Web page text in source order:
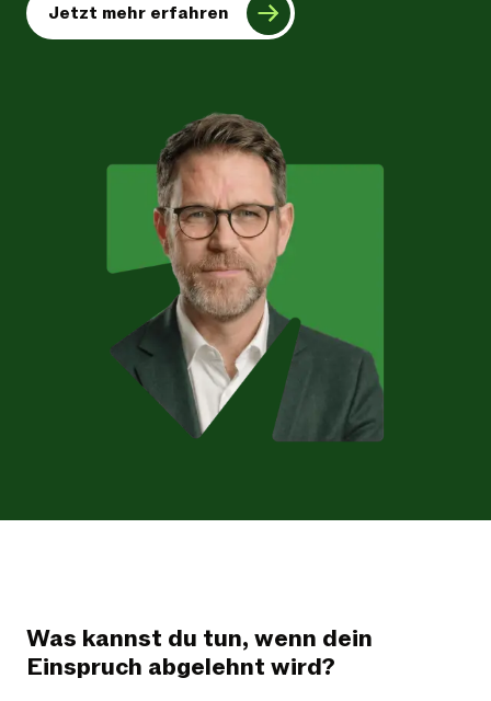
Jetzt mehr erfahren
Was kannst du tun, wenn dein
Einspruch abgelehnt wird?